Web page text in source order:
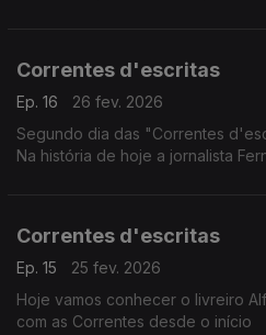
Correntes d'escritas
Ep. 16
26 fev. 2026
Segundo dia das "Correntes
Na história de hoje a jornalista Fernanda Almeida falou com a
Correntes d'escritas
Ep. 15
25 fev. 2026
Hoje vamos conhecer o livreiro
com as Correntes desde o início